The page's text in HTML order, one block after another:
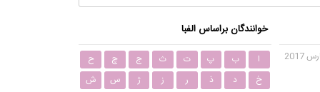
خوانندگان براساس الفبا
ا ب پ ت ث ج چ
ح
خ
د ذ ر ز ژ س
ش